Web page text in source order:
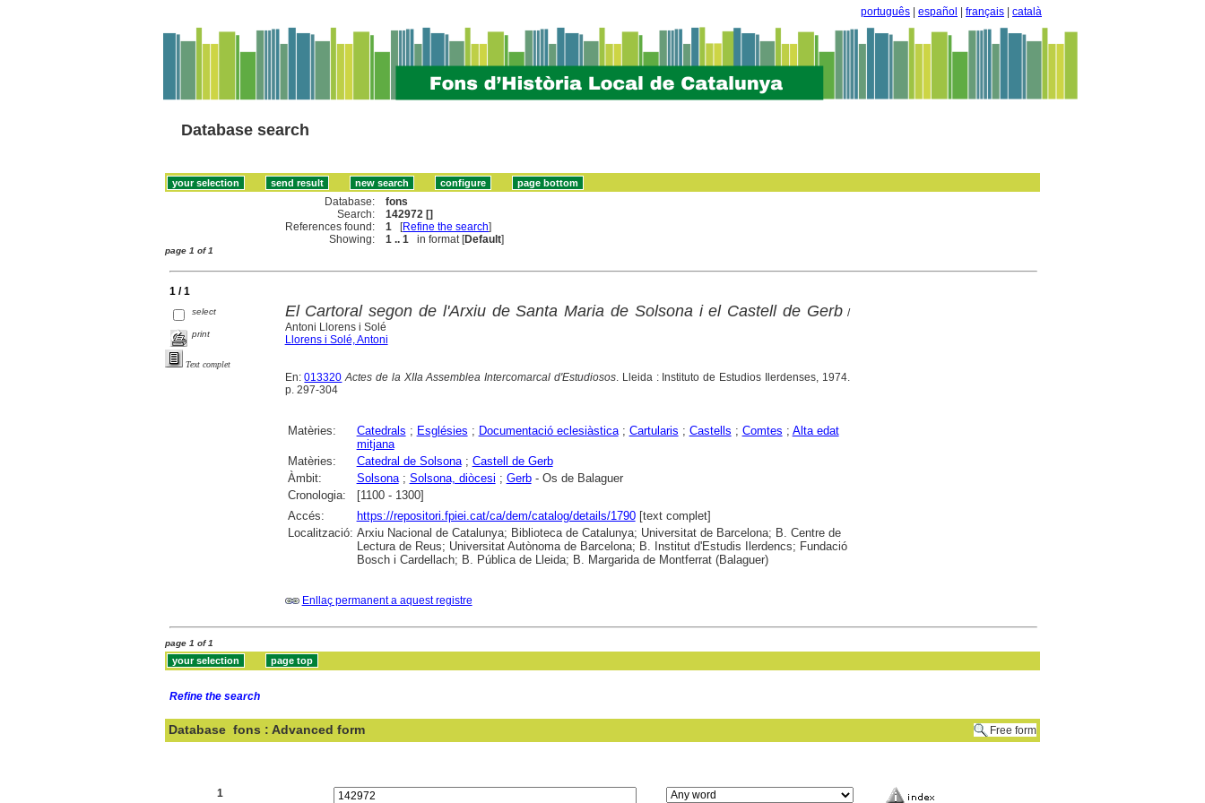
português español français català
Database search
Database:
fons
Search:
142972 []
References found:
1 [Refine the search]
Showing:
1 .. 1 in format [Default]
page 1 of 1
1 / 1
select
print
Text complet
El Cartoral segon de l'Arxiu de Santa Maria de Solsona i el Castell de Gerb/
Antoni Llorens i Solé
Llorens i Solé, Antoni
En:013320 Actes de la XIIa Assemblea Intercomarcal d'Estudiosos. Lleida : Instituto de Estudios Ilerdenses, 1974.
p. 297-304
Matèries: Catedrals ; Esglésies ; Documentació eclesiàstica; Cartularis ; Castells ; Comtes ; Alta edat
mitjana
Matèries:
Catedral de Solsona; Castell de Gerb
Àmbit:
Solsona; Solsona, diòcesi ; Gerb- Os de Balaguer
Cronologia:
[1100 - 1300]
Accés:
https://repositori.fpiei.cat/ca/dem/catalog/details/1790[text complet]
Localització: Arxiu Nacional de Catalunya; Biblioteca de Catalunya; Universitat de Barcelona; B. Centre de
Lectura de Reus; Universitat Autònoma de Barcelona; B. Institut d'Estudis Ilerdencs; Fundació
Bosch i Cardellach; B. Pública de Lleida; B. Margarida de Montferrat (Balaguer)
Enllaç permanent a aquest registre
page 1 of 1
Refine the search
Database fons : Advanced form Free form
1